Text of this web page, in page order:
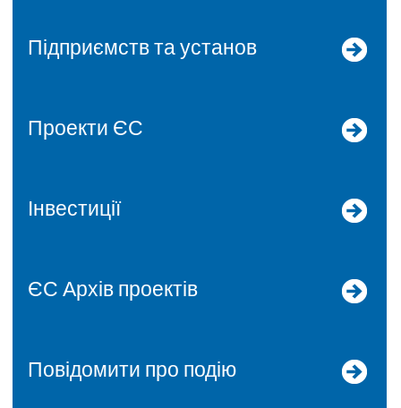
Підприємств та установ
Проекти ЄС
Інвестиції
ЄС Архів проектів
Повідомити про подію